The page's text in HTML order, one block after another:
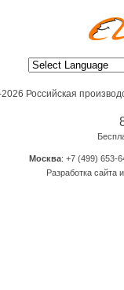
Российская
Москва: +7 (499) 653-
Разработка сайта